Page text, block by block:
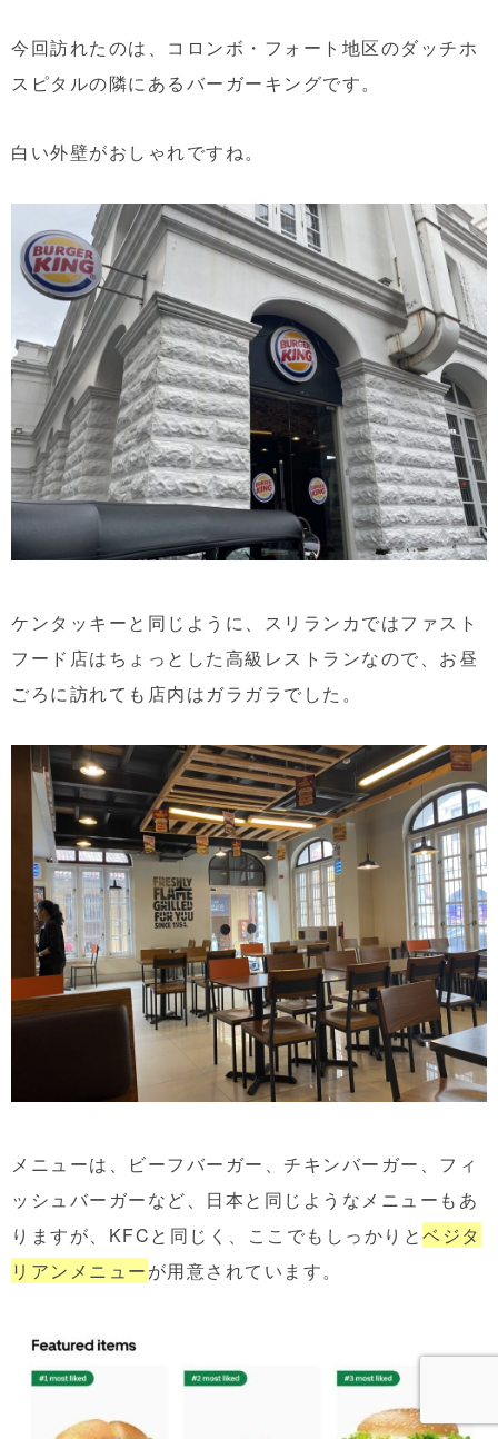
今回訪れたのは、コロンボ・フォート地区のダッチホ
スピタルの隣にあるバーガーキングです。
白い外壁がおしゃれですね。
ケンタッキーと同じように、スリランカではファスト
フード店はちょっとした高級レストランなので、お昼
ごろに訪れても店内はガラガラでした。
メニューは、ビーフバーガー、チキンバーガー、フィ
ッシュバーガーなど、日本と同じようなメニューもあ
りますが、KFCと同じく、ここでもしっかりとベジタ
リアンメニューが用意されています。